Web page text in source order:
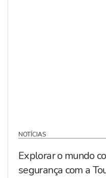
NOTÍCIAS
Explorar o mundo
segurança com a